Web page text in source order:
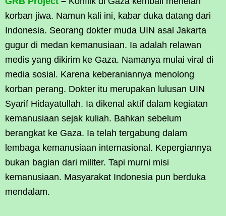
korban jiwa. Namun kali ini, kabar duka datang dari
Indonesia. Seorang dokter muda UIN asal Jakarta
gugur di medan kemanusiaan. Ia adalah relawan
medis yang dikirim ke Gaza. Namanya mulai viral di
media sosial. Karena keberaniannya menolong
korban perang. Dokter itu merupakan lulusan UIN
Syarif Hidayatullah. Ia dikenal aktif dalam kegiatan
kemanusiaan sejak kuliah. Bahkan sebelum
berangkat ke Gaza. Ia telah tergabung dalam
lembaga kemanusiaan internasional. Kepergiannya
bukan bagian dari militer. Tapi murni misi
kemanusiaan. Masyarakat Indonesia pun berduka
mendalam.